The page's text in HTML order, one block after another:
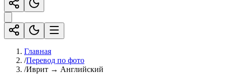
Главная
/Перевод по фото
/Иврит → Английский